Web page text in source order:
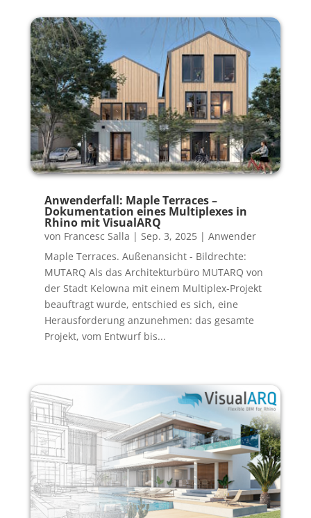
Anwenderfall: Maple Terraces –
Dokumentation eines Multiplexes in
Rhino mit VisualARQ
von Francesc Salla | Sep. 3, 2025| Anwender
Maple Terraces. Außenansicht - Bildrechte:
MUTARQ Als das Architekturbüro MUTARQ von
der Stadt Kelowna mit einem Multiplex-Projekt
beauftragt wurde, entschied es sich, eine
Herausforderung anzunehmen: das gesamte
Projekt, vom Entwurf bis...